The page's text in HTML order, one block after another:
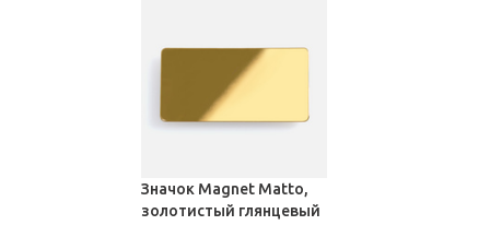
Значок Magnet Matto,
золотистый глянцевый